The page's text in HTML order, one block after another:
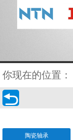
你现在的位置：

陶瓷轴承